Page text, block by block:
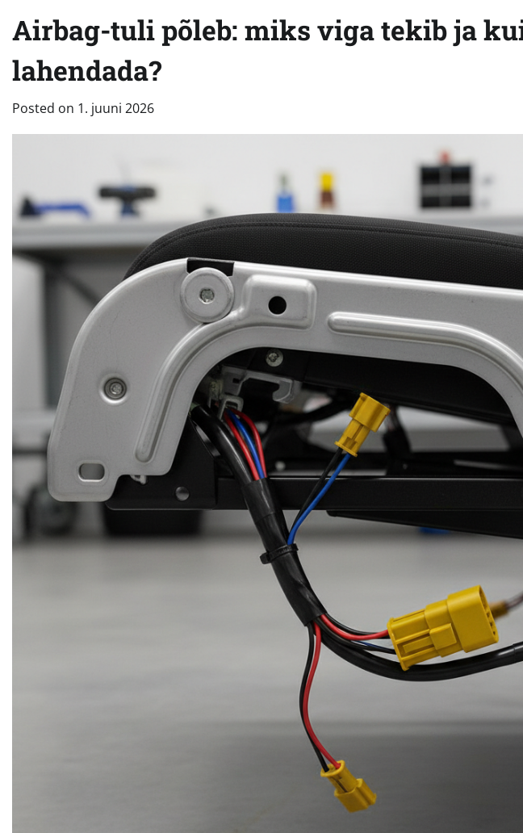
Airbag-tuli põleb: miks viga tekib ja
lahendada?
Posted on 1. juuni 2026